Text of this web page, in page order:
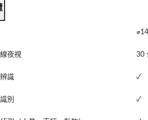
夜視 30
識 ✓
別 ✓